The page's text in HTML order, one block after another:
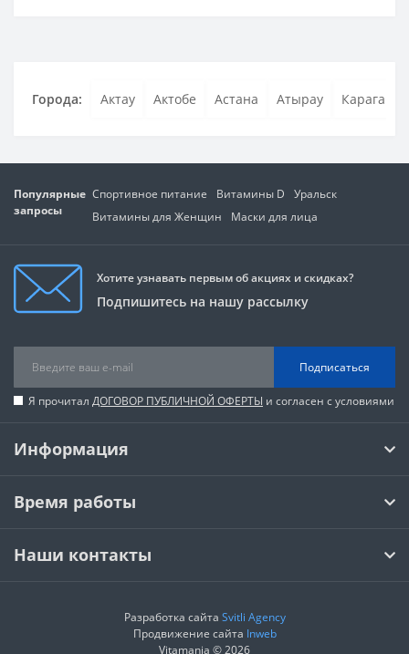
Города: Актау Актобе Астана Атырау Караганда
Популярные
запросы
Спортивное питание Витамины D
Уральск
Витамины для Женщин
Маски для лица
Хотите узнавать первым об акциях и скидках?
Подпишитесь на нашу рассылку
Подписаться
Я прочитал ДОГОВОР ПУБЛИЧНОЙ ОФЕРТЫ и согласен с условиями
Информация
Время работы
Наши контакты
Разработка сайта Svitli Agency
Продвижение сайта Inweb
Vitamania © 2026